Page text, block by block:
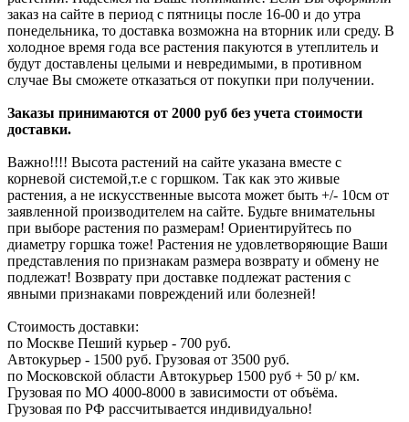
заказ на сайте в период с пятницы после 16-00 и до утра
понедельника, то доставка возможна на вторник или среду. В
холодное время года все растения пакуются в утеплитель и
будут доставлены целыми и невредимыми, в противном
случае Вы сможете отказаться от покупки при получении.
Заказы принимаются от 2000 руб без учета стоимости
доставки.
Важно!!!! Высота растений на сайте указана вместе с
корневой системой,т.е с горшком. Так как это живые
растения, а не искусственные высота может быть +/- 10см от
заявленной производителем на сайте. Будьте внимательны
при выборе растения по размерам! Ориентируйтесь по
диаметру горшка тоже! Растения не удовлетворяющие Ваши
представления по признакам размера возврату и обмену не
подлежат! Возврату при доставке подлежат растения с
явными признаками повреждений или болезней!
Стоимость доставки:
по Москве Пеший курьер - 700 руб.
Автокурьер - 1500 руб. Грузовая от 3500 руб.
по Московской области Автокурьер 1500 руб + 50 р/ км.
Грузовая по МО 4000-8000 в зависимости от объёма.
Грузовая по РФ рассчитывается индивидуально!